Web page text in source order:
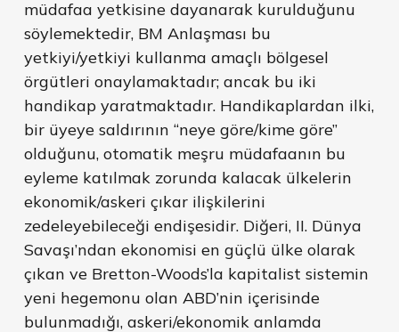
müdafaa yetkisine dayanarak kurulduğunu
söylemektedir, BM Anlaşması bu
yetkiyi/yetkiyi kullanma amaçlı bölgesel
örgütleri onaylamaktadır; ancak bu iki
handikap yaratmaktadır. Handikaplardan ilki,
bir üyeye saldırının “neye göre/kime göre”
olduğunu, otomatik meşru müdafaanın bu
eyleme katılmak zorunda kalacak ülkelerin
ekonomik/askeri çıkar ilişkilerini
zedeleyebileceği endişesidir. Diğeri, II. Dünya
Savaşı’ndan ekonomisi en güçlü ülke olarak
çıkan ve Bretton-Woods’la kapitalist sistemin
yeni hegemonu olan ABD’nin içerisinde
bulunmadığı, askeri/ekonomik anlamda